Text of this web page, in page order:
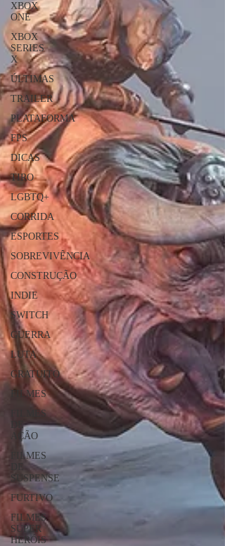
XBOX
ONE
XBOX
SERIES
X
ÚLTIMAS
TRAILER
PLATAFORMA
FPS
DICAS
TIRO
LGBTQ+
CORRIDA
ESPORTES
SOBREVIVÊNCIA
CONSTRUÇÃO
INDIE
SWITCH
GUERRA
LUTA
GRATUITO
FILMES
FILMES
DE
AÇÃO
FILMES
SUSPENSE
FURTIVO
FILMES
SUPER
HERÓIS